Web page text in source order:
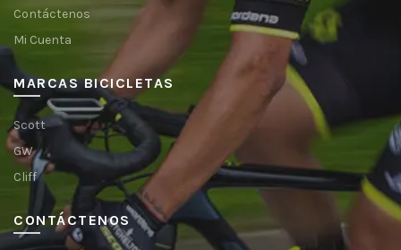
Contáctenos
Mi Cuenta
MARCAS BICICLETAS
Scott
GW
Cliff
CONTÁCTENOS